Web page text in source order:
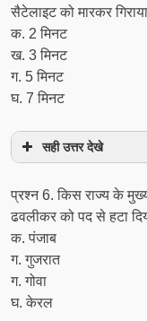
सैटेलाइट को मारकर
क. 2 मिनट
ख. 3 मिनट
ग. 5 मिनट
घ. 7 मिनट
सही उत्तर देखे
प्रश्‍न 6. किस राज्य के
ढवलीकर को पद से हटा
क. पंजाब
ग. गुजरात
ग. गोवा
घ. केरल